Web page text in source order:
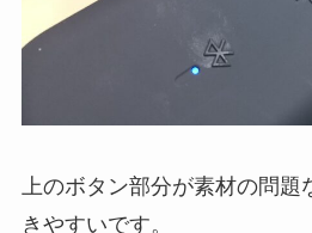
上のボタン部分が素材の問題
きやすいです。